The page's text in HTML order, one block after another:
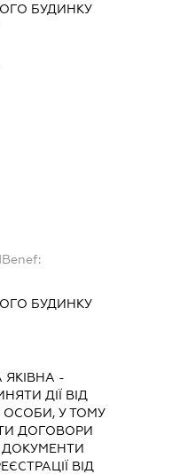
БУДИНКУ
БУДИНКУ
-
ДІЇ ВІД
ОСОБИ, У ТОМУ
ДОГОВОРИ
ВІД